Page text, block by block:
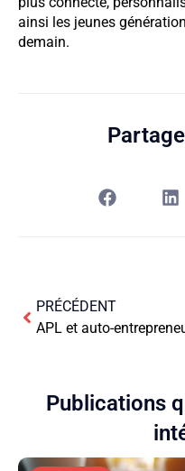
ainsi les jeunes
demain.
PRÉCÉDENT
Publications